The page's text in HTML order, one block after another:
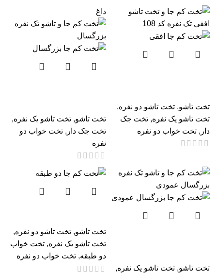
تخت تاشو, تخت تاشو دو نفره,
تخت تاشو یک نفره, تخت جک
دار , تخت خواب دو نفره
داغ
تخت تاشو, تخت تاشو یک نفره,
تخت جک دار , تخت خواب دو
نفره
تخت تاشو, تخت تاشو یک نفره,
تخت تاشو, تخت تاشو دو نفره,
تخت تاشو یک نفره, تخت خواب
دو طبقه, تخت خواب دو نفره